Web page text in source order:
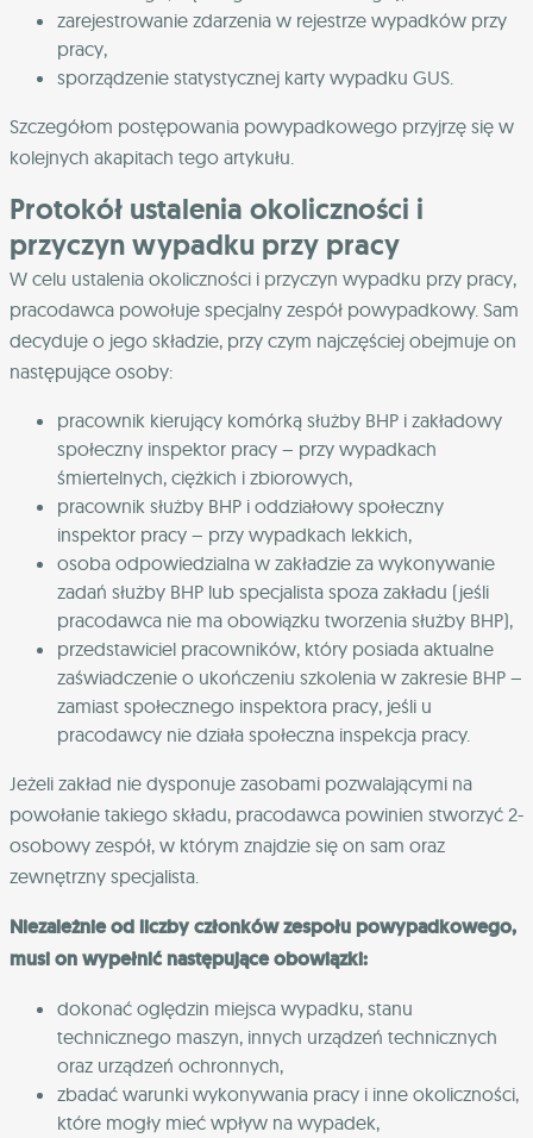
zarejestrowanie zdarzenia w rejestrze wypadków przy
pracy,
sporządzenie statystycznej karty wypadku GUS.
Szczegółom postępowania powypadkowego przyjrzę się w
kolejnych akapitach tego artykułu.
Protokół ustalenia okoliczności i
przyczyn wypadku przy pracy
W celu ustalenia okoliczności i przyczyn wypadku przy pracy,
pracodawca powołuje specjalny zespół powypadkowy. Sam
decyduje o jego składzie, przy czym najczęściej obejmuje on
następujące osoby:
pracownik kierujący komórką służby BHP i zakładowy
społeczny inspektor pracy – przy wypadkach
śmiertelnych, ciężkich i zbiorowych,
pracownik służby BHP i oddziałowy społeczny
inspektor pracy – przy wypadkach lekkich,
osoba odpowiedzialna w zakładzie za wykonywanie
zadań służby BHP lub specjalista spoza zakładu (jeśli
pracodawca nie ma obowiązku tworzenia służby BHP),
przedstawiciel pracowników, który posiada aktualne
zaświadczenie o ukończeniu szkolenia w zakresie BHP –
zamiast społecznego inspektora pracy, jeśli u
pracodawcy nie działa społeczna inspekcja pracy.
Jeżeli zakład nie dysponuje zasobami pozwalającymi na
powołanie takiego składu, pracodawca powinien stworzyć 2-
osobowy zespół, w którym znajdzie się on sam oraz
zewnętrzny specjalista.
Niezależnie od liczby członków zespołu powypadkowego,
musi on wypełnić następujące obowiązki:
dokonać oględzin miejsca wypadku, stanu
technicznego maszyn, innych urządzeń technicznych
oraz urządzeń ochronnych,
zbadać warunki wykonywania pracy i inne okoliczności,
które mogły mieć wpływ na wypadek,